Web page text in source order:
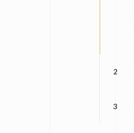
2
3